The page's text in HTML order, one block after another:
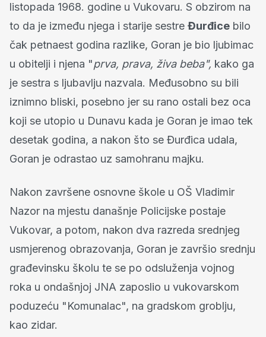
listopada 1968. godine u Vukovaru. S obzirom na
to da je između njega i starije sestre Đurđice bilo
čak petnaest godina razlike, Goran je bio ljubimac
u obitelji i njena "prva, prava, živa beba", kako ga
je sestra s ljubavlju nazvala. Međusobno su bili
iznimno bliski, posebno jer su rano ostali bez oca
koji se utopio u Dunavu kada je Goran je imao tek
desetak godina, a nakon što se Đurđica udala,
Goran je odrastao uz samohranu majku.
Nakon završene osnovne škole u OŠ Vladimir
Nazor na mjestu današnje Policijske postaje
Vukovar, a potom, nakon dva razreda srednjeg
usmjerenog obrazovanja, Goran je završio srednju
građevinsku školu te se po odsluženja vojnog
roka u ondašnjoj JNA zaposlio u vukovarskom
poduzeću "Komunalac", na gradskom groblju,
kao zidar.